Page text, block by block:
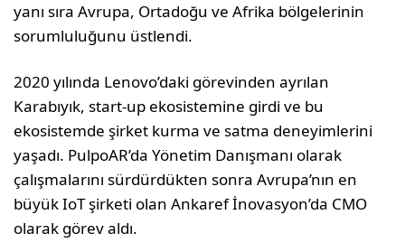
yanı sıra Avrupa, Ortadoğu ve Afrika bölgelerinin
sorumluluğunu üstlendi.
2020 yılında Lenovo’daki görevinden ayrılan
Karabıyık, start-up ekosistemine girdi ve bu
ekosistemde şirket kurma ve satma deneyimlerini
yaşadı. PulpoAR’da Yönetim Danışmanı olarak
çalışmalarını sürdürdükten sonra Avrupa’nın en
büyük IoT şirketi olan Ankaref İnovasyon’da CMO
olarak görev aldı.